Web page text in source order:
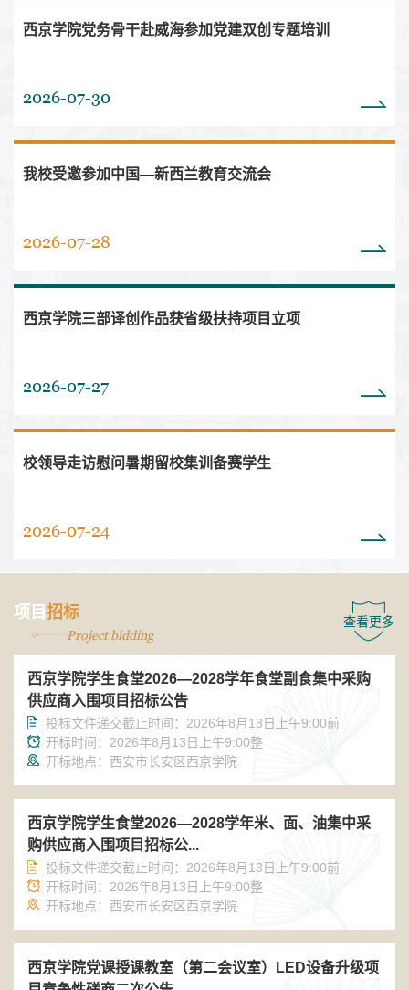
西京学院党务骨干赴威海参加党建双创专题培训
2026-07-30
我校受邀参加中国—新西兰教育交流会
2026-07-28
西京学院三部译创作品获省级扶持项目立项
2026-07-27
校领导走访慰问暑期留校集训备赛学生
2026-07-24
项目 招标
Project bidding
查看更多
西京学院学生食堂2026—2028学年食堂副食集中采购
供应商入围项目招标公告
投标文件递交截止时间：2026年8月13日上午9:00前
开标时间：2026年8月13日上午9:00整
开标地点：西安市长安区西京学院
西京学院学生食堂2026—2028学年米、面、油集中采
购供应商入围项目招标公...
投标文件递交截止时间：2026年8月13日上午9:00前
开标时间：2026年8月13日上午9:00整
开标地点：西安市长安区西京学院
西京学院党课授课教室（第二会议室）LED设备升级项